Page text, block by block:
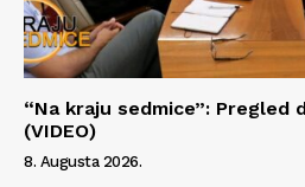
“Na kraju sedmice”: Pregled
(VIDEO)
8. Augusta 2026.